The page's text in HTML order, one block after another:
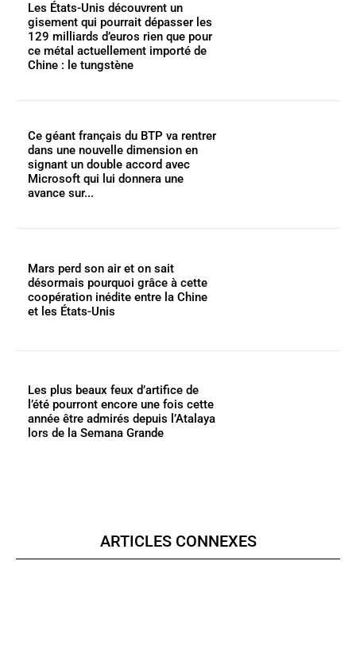
Les États-Unis découvrent un
gisement qui pourrait dépasser les
129 milliards d’euros rien que pour
ce métal actuellement importé de
Chine : le tungstène
Ce géant français du BTP va rentrer
dans une nouvelle dimension en
signant un double accord avec
Microsoft qui lui donnera une
avance sur...
Mars perd son air et on sait
désormais pourquoi grâce à cette
coopération inédite entre la Chine
et les États-Unis
Les plus beaux feux d’artifice de
l’été pourront encore une fois cette
année être admirés depuis l’Atalaya
lors de la Semana Grande
ARTICLES CONNEXES